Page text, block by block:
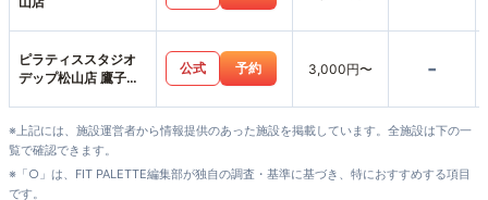
ピラティススタジオ
デップ松山店 鷹子ス
公式 予約 3,000円〜 -
※上記には、施設運営者から情報提供のあった施設を掲載しています。全施設は下の一
覧で確認できます。
※「○」は、FIT PALETTE編集部が独自の調査・基準に基づき、特におすすめする項目
です。